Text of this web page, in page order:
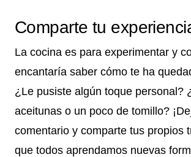
Comparte tu
La cocina es para experimentar y
encantaría saber cómo te ha
¿Le pusiste algún toque personal?
aceitunas o un poco de tomillo?
comentario y comparte tus propios
que todos aprendamos nuevas